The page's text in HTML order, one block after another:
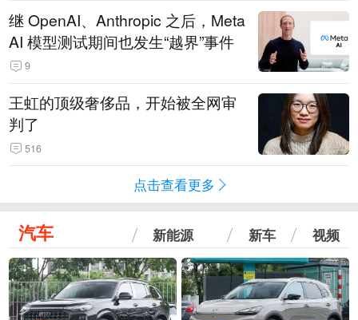
继 OpenAI、Anthropic 之后，Meta
AI 模型测试期间也发生“越界”事件
9
王虹的顶级奢侈品，开始被全网审
判了
516
点击查看更多
汽车 新能源 新车 视频